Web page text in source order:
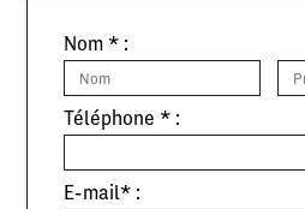
Nom * :
Téléphone * :
E-mail* :